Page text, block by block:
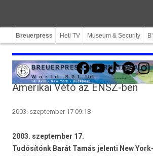
Breuerpress Heti TV Museum & Security
Facebook
YouTube
TikTokSpotify
Amerikai Vétó az ENSZ-ben
2003. szeptember 17 09:18
2003. szeptember 17.
Tudósítónk Barát Tamás jelenti New